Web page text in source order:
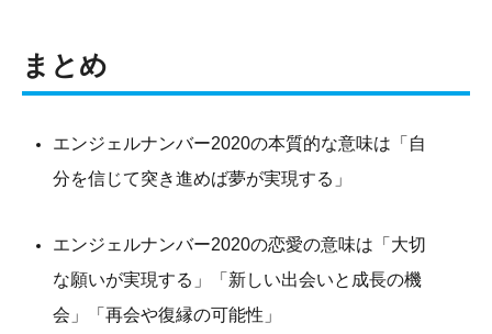
まとめ
エンジェルナンバー2020の本質的な意味は「自
分を信じて突き進めば夢が実現する」
エンジェルナンバー2020の恋愛の意味は「大切
な願いが実現する」「新しい出会いと成長の機
会」「再会や復縁の可能性」